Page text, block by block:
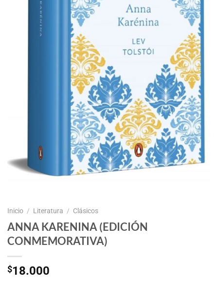
Inicio / Literatura / Clásicos
ANNA KARENINA (EDICIÓN
CONMEMORATIVA)
$18.000